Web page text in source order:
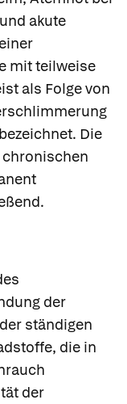
akute
mit teilweise
als Folge von
bezeichnet. Die
chronischen
der
ständigen
die in
der